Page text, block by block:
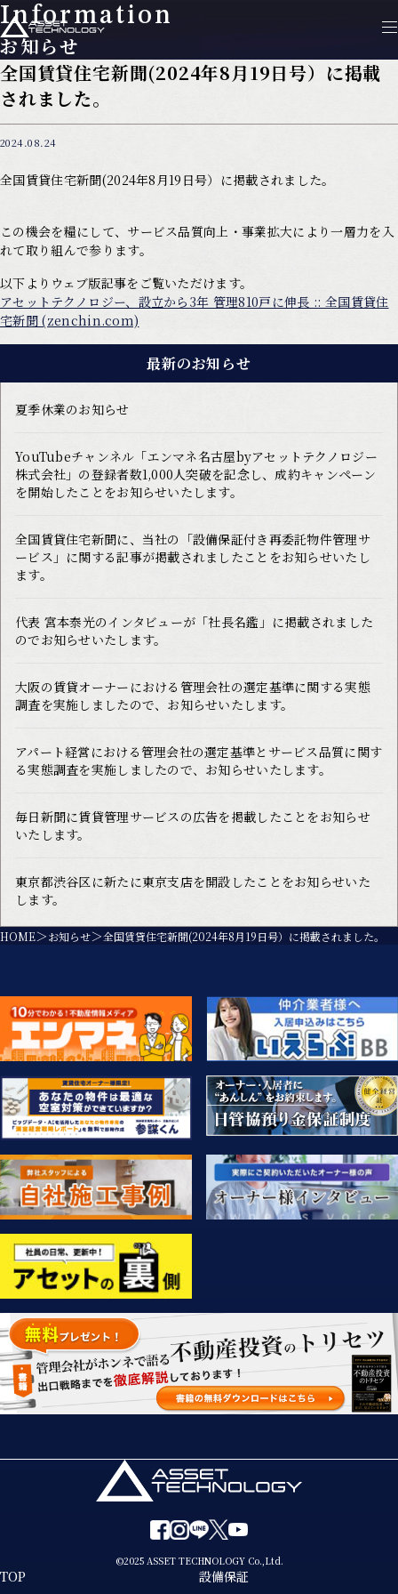
Information
お知らせ
全国賃貸住宅新聞(2024年8月19日号）に掲載
されました。
2024.08.24
全国賃貸住宅新聞(2024年8月19日号）に掲載されました。
この機会を糧にして、サービス品質向上・事業拡大により一層力を入
れて取り組んで参ります。
以下よりウェブ版記事をご覧いただけます。
アセットテクノロジー、設立から3年 管理810戸に伸長 :: 全国賃貸住
宅新聞 (zenchin.com)
最新のお知らせ
夏季休業のお知らせ
YouTubeチャンネル「エンマネ名古屋byアセットテクノロジー
株式会社」の登録者数1,000人突破を記念し、成約キャンペーン
を開始したことをお知らせいたします。
全国賃貸住宅新聞に、当社の「設備保証付き再委託物件管理サ
ービス」に関する記事が掲載されましたことをお知らせいたし
ます。
代表 宮本泰光のインタビューが「社長名鑑」に掲載されました
のでお知らせいたします。
大阪の賃貸オーナーにおける管理会社の選定基準に関する実態
調査を実施しましたので、お知らせいたします。
アパート経営における管理会社の選定基準とサービス品質に関す
る実態調査を実施しましたので、お知らせいたします。
毎日新聞に賃貸管理サービスの広告を掲載したことをお知らせ
いたします。
東京都渋谷区に新たに東京支店を開設したことをお知らせいた
します。
HOME お知らせ 全国賃貸住宅新聞(2024年8月19日号）に掲載されました。
©2025 ASSET TECHNOLOGY Co.,Ltd.
TOP 設備保証